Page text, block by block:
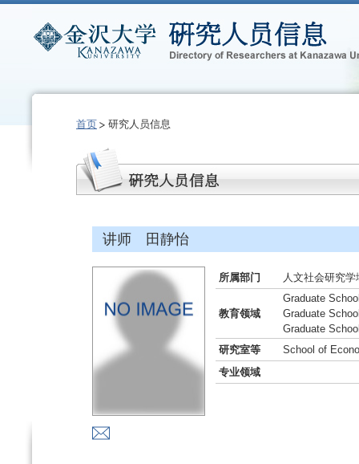
首页 研究人员信息
讲师 田静怡
所属部门 人文社会研究
教育领域
Graduate
Graduate
Graduate
研究室等
School of
专业领域